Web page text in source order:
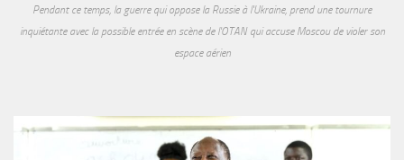
Pendant ce temps, la guerre qui oppose la Russie à l'Ukraine, prend une tournure
inquiétante avec la possible entrée en scène de l'OTAN qui accuse Moscou de violer son
espace aérien